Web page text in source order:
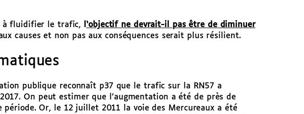
à fluidifier le trafic,
‘objectif ne devrait-il pas être de diminuer
causes et non pas aux conséquences serait plus résilient.
publique reconnaît p37 que le trafic sur la RN57 a
On peut estimer que l’augmentation a été de près de
Or, le 12 juillet 2011 la voie des Mercureaux a été